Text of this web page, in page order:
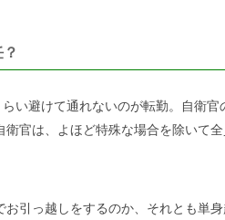
い避けて通れないのが転勤。自衛官
衛官は、よほど特殊な場合を除いて
引っ越しをするのか、それとも単